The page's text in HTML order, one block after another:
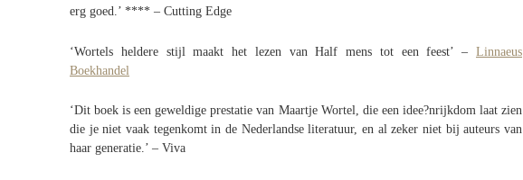
erg goed.’ **** – Cutting Edge
‘Wortels heldere stijl maakt het lezen van Half mens tot een feest’ – Linnaeus
Boekhandel
‘Dit boek is een geweldige prestatie van Maartje Wortel, die een idee?nrijkdom laat zien
die je niet vaak tegenkomt in de Nederlandse literatuur, en al zeker niet bij auteurs van
haar generatie.’ – Viva